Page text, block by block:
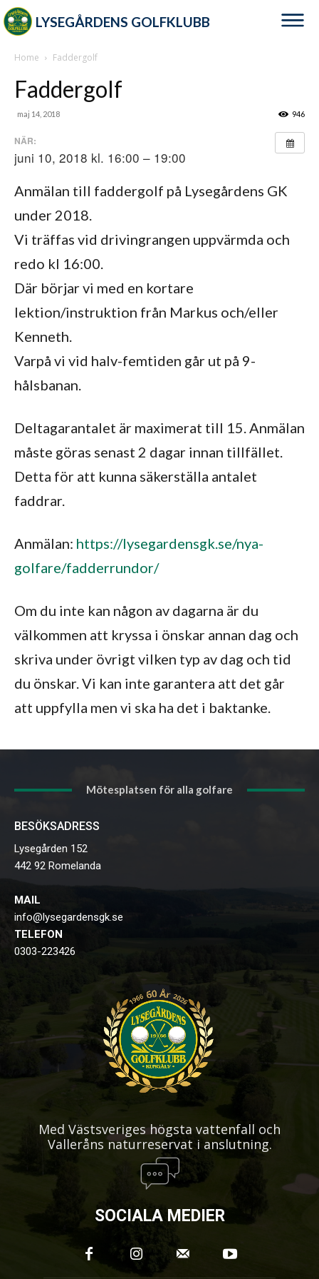
LYSEGÅRDENS GOLFKLUBB
Home Faddergolf
Faddergolf
maj 14, 2018 946
NÄR:
juni 10, 2018 kl. 16:00 – 19:00
Anmälan till faddergolf på Lysegårdens GK
under 2018.
Vi träffas vid drivingrangen uppvärmda och
redo kl 16:00.
Där börjar vi med en kortare
lektion/instruktion från Markus och/eller
Kenneth.
Varpå vi vid halv-femtiden går ut på 9-
hålsbanan.
Deltagarantalet är maximerat till 15. Anmälan
måste göras senast 2 dagar innan tillfället.
Detta för att kunna säkerställa antalet
faddrar.
Anmälan: https://lysegardensgk.se/nya-
golfare/fadderrundor/
Om du inte kan någon av dagarna är du
välkommen att kryssa i önskar annan dag och
skriva under övrigt vilken typ av dag och tid
du önskar. Vi kan inte garantera att det går
att uppfylla men vi ska ha det i baktanke.
Mötesplatsen för alla golfare
BESÖKSADRESS
Lysegården 152
442 92 Romelanda
MAIL
info@lysegardensgk.se
TELEFON
0303-223426
Med Västsveriges högsta vattenfall och
Valleråns naturreservat i anslutning.
SOCIALA MEDIER